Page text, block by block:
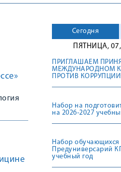
Сегодня
ПЯТНИЦА,
ПРИГЛАШАЕМ
МЕЖДУНАРОДНОМ
ПРОТИВ
Набор на
на 2026-2027
Набор обучающихся
Предуниверсарий
учебный год